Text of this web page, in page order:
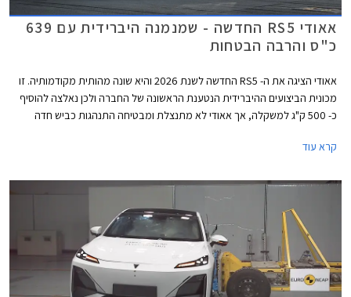
אאודי RS5 החדשה - שמנמנה היברידית עם 639
כ"ס והרבה הבטחות
אאודי הציגה את ה- RS5 החדשה לשנת 2026 והיא שונה מהותית מקודמותיה. זו
מכונית הביצועים ההיברידית הנטענת הראשונה של החברה ולכן נאלצה להוסיף
כ- 500 ק"ג למשקלה, אך אאודי לא מתנצלת ומבטיחה התנהגות כביש חדה
קרא עוד